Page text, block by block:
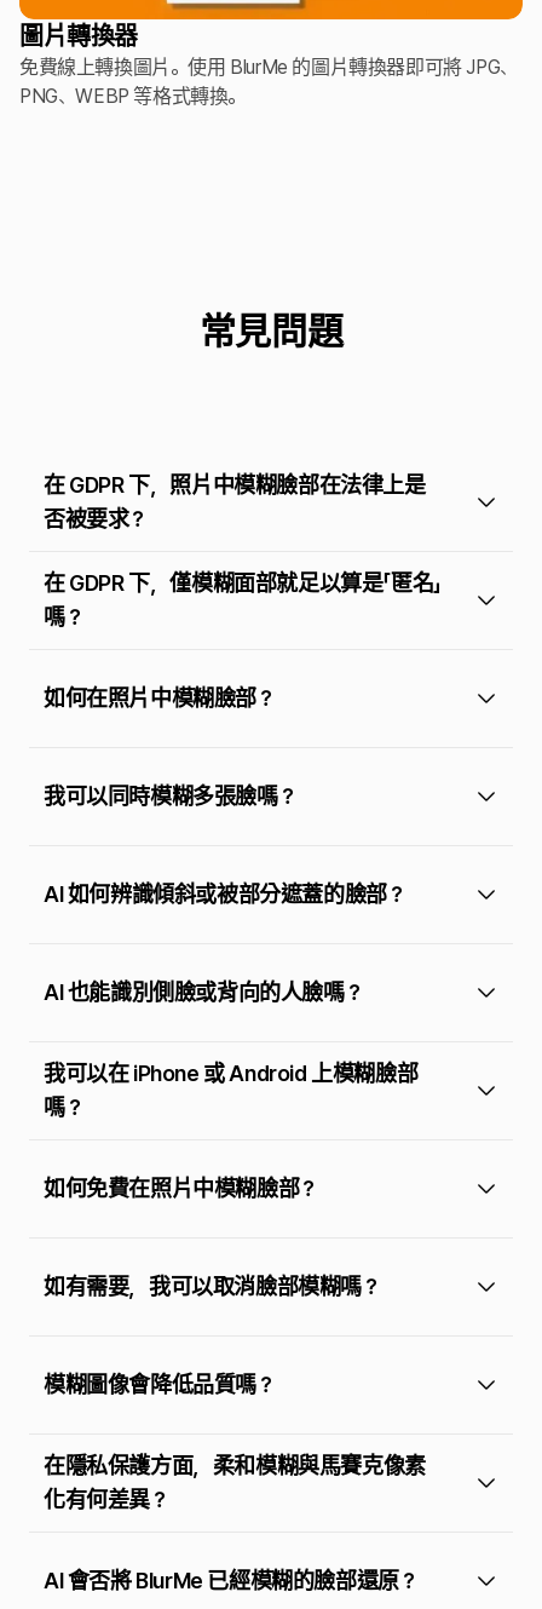
圖片轉換器
免費線上轉換圖片。使用 BlurMe 的圖片轉換器即可將 JPG、
PNG、WEBP 等格式轉換。
常見問題
在 GDPR 下，照片中模糊臉部在法律上是
否被要求？
在 GDPR 下，僅模糊面部就足以算是「匿名」
嗎？
如何在照片中模糊臉部？
我可以同時模糊多張臉嗎？
AI 如何辨識傾斜或被部分遮蓋的臉部？
AI 也能識別側臉或背向的人臉嗎？
我可以在 iPhone 或 Android 上模糊臉部
嗎？
如何免費在照片中模糊臉部？
如有需要，我可以取消臉部模糊嗎？
模糊圖像會降低品質嗎？
在隱私保護方面，柔和模糊與馬賽克像素
化有何差異？
AI 會否將 BlurMe 已經模糊的臉部還原？